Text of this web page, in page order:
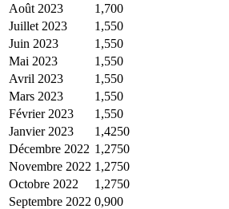
Août 2023
1,700
Juillet 2023
1,550
Juin 2023
1,550
Mai 2023
1,550
Avril 2023
1,550
Mars 2023
1,550
Février 2023
1,550
Janvier 2023
1,4250
Décembre 2022 1,2750
Novembre 2022 1,2750
Octobre 2022
1,2750
Septembre 2022 0,900